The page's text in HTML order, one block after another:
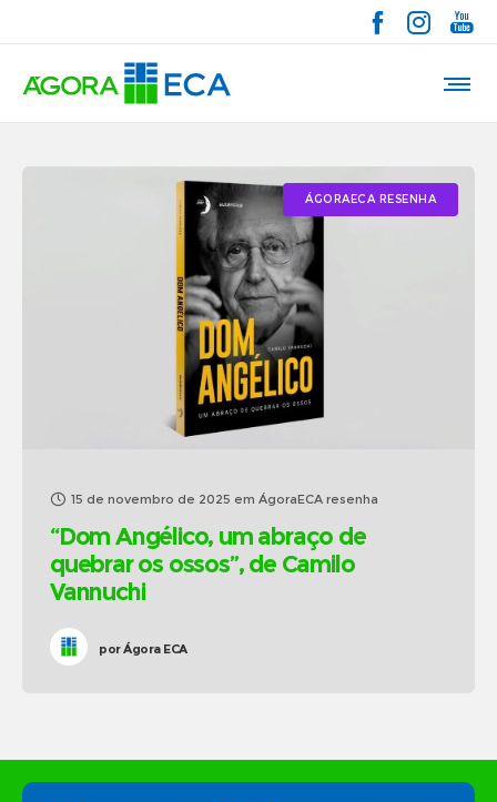
ÁGORAECA RESENHA
15 de novembro de 2025 em ÁgoraECA resenha
“Dom Angélico, um abraço de
quebrar os ossos”, de Camilo
Vannuchi
porÁgora ECA